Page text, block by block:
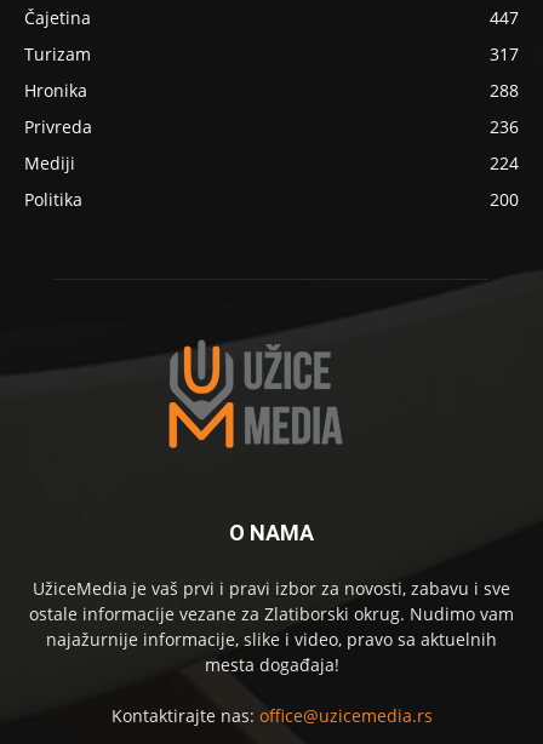
Čajetina
447
Turizam
317
Hronika
288
Privreda
236
Mediji
224
Politika
200
O NAMA
UžiceMedia je vaš prvi i pravi izbor za novosti, zabavu i sve
ostale informacije vezane za Zlatiborski okrug. Nudimo vam
najažurnije informacije, slike i video, pravo sa aktuelnih
mesta događaja!
Kontaktirajte nas: office@uzicemedia.rs